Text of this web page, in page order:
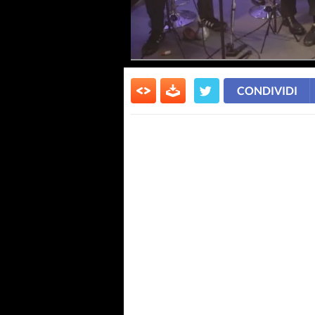
CONDIVIDI